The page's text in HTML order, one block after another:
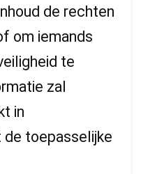
de rechten
om iemands
te
zal
in
toepasselijke